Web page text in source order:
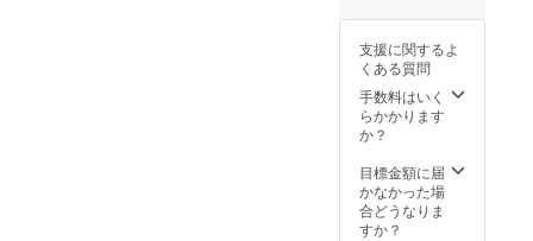
ござい
ます。
※デザイ
ン・仕
様は変
更にな
ざいま
す。ご
了承く
上の都
合等に
より出
荷時期
が遅れ
る場合
ござい
※デザイ
ン・仕
様は変
更にな
る可能
ざいま
す。ご
了承く
ださ
支援に関するよ
くある質問
手数料はいく
らかかります
か？
目標金額に届
かなかった場
合どうなりま
すか？